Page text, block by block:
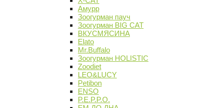
Амурр
Зоогурман пауч
Зоогурман BIG CAT
ВКУСМЯСИНА
Elato
Mr.Buffalo
Зоогурман HOLISTIC
Zoodiet
LEO&LUCY
Petibon
ENSO
P.E.P.P.O.